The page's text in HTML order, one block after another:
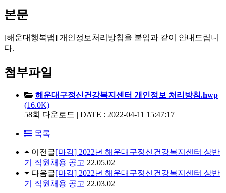
본문
[해운대행복맵] 개인정보처리방침을 붙임과 같이 안내드립니
다.
첨부파일
해운대구정신건강복지센터 개인정보 처리방침.hwp
(16.0K)
58회 다운로드 | DATE : 2022-04-11 15:47:17
목록
이전글[마감] 2022년 해운대구정신건강복지센터 상반
기 직원채용 공고 22.05.02
다음글[마감] 2022년 해운대구정신건강복지센터 상반
기 직원채용 공고 22.03.02